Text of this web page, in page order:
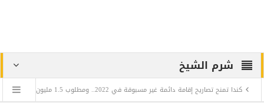
شرم الشيخ
إقامة دائمة غير مسبوقة في 2022.. ومطلوب 1.5 مليون مهاجر حتى 2025